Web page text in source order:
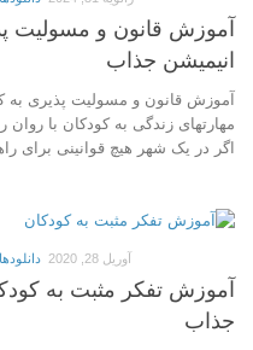
آموزش قانون و مسولیت
انیمیشن جذاب
آموزش قانون و مسولیت پذیری به
مهارتهای زندگی به کودکان با روان
اگر در یک شهر هیچ قوانینی برای
دانلودها آوریل 28, 2020
آموزش تفکر مثبت به
جذاب